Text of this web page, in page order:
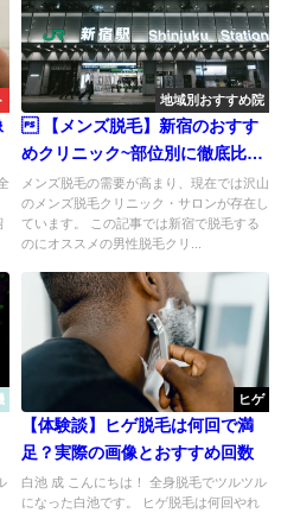
地域別おすすめ院
【メンズ脱毛】新宿のおすす
めクリニック~部位別に徹底比
較‼︎
メンズ脱毛の需要が高まり、現在では沢山
のメンズ脱毛クリニック・サロンが存在し
ています。 この記事では新宿で脱毛する
のにオススメの男性脱毛クリ...
ヒゲ
【体験談】ヒゲ脱毛は何回で満
足？実際の画像とおすすめ回数
白池 成 こんにちは！ 全身脱毛でツルツル
になった白池です。 ヒゲ脱毛は何回やれ